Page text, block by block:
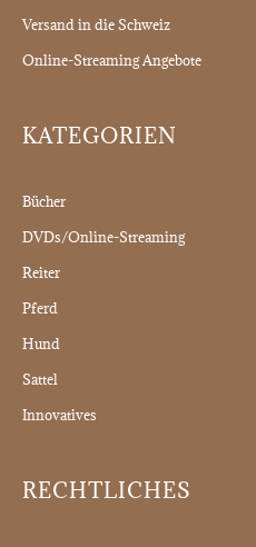
Versand in die Schweiz
Online-Streaming Angebote
KATEGORIEN
Bücher
DVDs/Online-Streaming
Reiter
Pferd
Hund
Sattel
Innovatives
RECHTLICHES